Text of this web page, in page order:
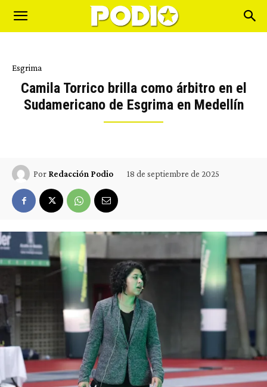
Esgrima
Camila Torrico brilla como árbitro en el
Sudamericano de Esgrima en Medellín
Por Redacción Podio 18 de septiembre de 2025